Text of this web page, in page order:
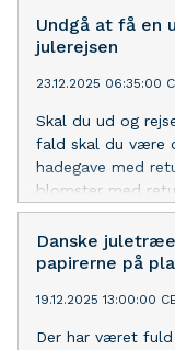
Undgå at få en
julerejsen
23.12.2025 06:35:00
Skal du ud og
fald skal du være
hadegave med
blomster med
Danske
papirerne på
19.12.2025 13:00:00
Der har været fuld